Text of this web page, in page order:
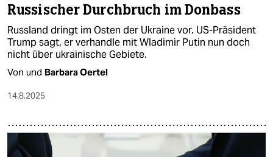
Russischer Durchbruch im Donbass
Russland dringt im Osten der Ukraine vor. US-Präsident
Trump sagt, er verhandle mit Wladimir Putin nun doch
nicht über ukrainische Gebiete.
Von und Barbara Oertel
14.8.2025